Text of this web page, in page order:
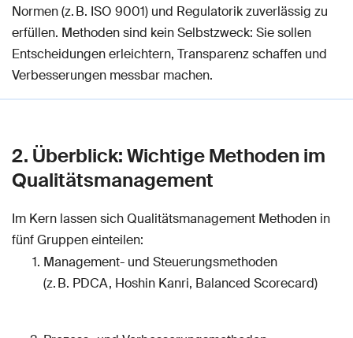
Normen (z. B. ISO 9001) und Regulatorik zuverlässig zu
erfüllen. Methoden sind kein Selbstzweck: Sie sollen
Entscheidungen erleichtern, Transparenz schaffen und
Verbesserungen messbar machen.
2. Überblick: Wichtige Methoden im
Qualitätsmanagement
Im Kern lassen sich Qualitätsmanagement Methoden in
fünf Gruppen einteilen:
Management- und Steuerungsmethoden
(z. B. PDCA, Hoshin Kanri, Balanced Scorecard)